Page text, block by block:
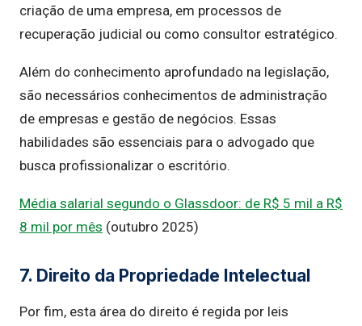
criação de uma empresa, em processos de
recuperação judicial ou como consultor estratégico.
Além do conhecimento aprofundado na legislação,
são necessários conhecimentos de administração
de empresas e gestão de negócios. Essas
habilidades são essenciais para o advogado que
busca profissionalizar o escritório.
Média salarial segundo o Glassdoor: de R$ 5 mil a R$
8 mil por mês (outubro 2025)
7. Direito da Propriedade Intelectual
Por fim, esta área do direito é regida por leis